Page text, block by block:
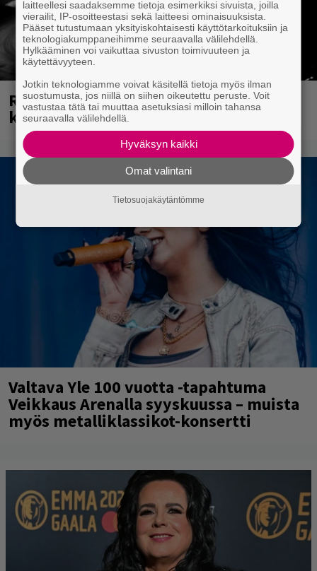
Rushin Neail Peartista ilmestyy ensi
kuussa dokumentti
Valtava Yle 100 vuotta -tapahtuma
Veikkaus Arenalla syyskuussa – muista
myös metalliklassikot-konsertti
laitteellesi saadaksemme tietoja esimerkiksi sivuista, joilla
vierailit, IP-osoitteestasi sekä laitteesi ominaisuuksista.
Pääset tutustumaan yksityiskohtaisesti käyttötarkoituksiin ja
teknologiakumppaneihimme seuraavalla välilehdellä.
Hylkääminen voi vaikuttaa sivuston toimivuuteen ja
käytettävyyteen.
Jotkin teknologiamme voivat käsitellä tietoja myös ilman
suostumusta, jos niillä on siihen oikeutettu peruste. Voit
vastustaa tätä tai muuttaa asetuksiasi milloin tahansa
seuraavalla välilehdellä.
Hyväksyn kaikki
Omat valintani
Tietosuojakäytäntömme